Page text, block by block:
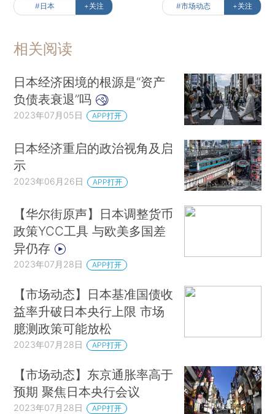
#日本 +关注 #市场动态 +关注
相关阅读
日本经济困境的根源是“资产
负债表衰退”吗
2023年07月05日 APP打开
日本经济重启的政治视角及启
示
2023年06月26日 APP打开
【华尔街原声】日本调整货币
政策YCC工具 与欧美多国差
异仍存
2023年07月28日 APP打开
【市场动态】日本基准国债收
益率升破日本央行上限 市场
臆测政策可能放松
2023年07月28日 APP打开
【市场动态】东京通胀率高于
预期 聚焦日本央行会议
2023年07月28日 APP打开